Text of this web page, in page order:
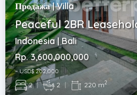
Продажа | Villa
Peaceful 2BR
Indonesia | Bali
Rp. 3,600,000,000
~ USD$ 202,000
2 | 2 | 220 m2